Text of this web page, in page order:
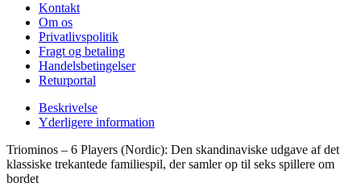
Kontakt
Om os
Privatlivspolitik
Fragt og betaling
Handelsbetingelser
Returportal
Beskrivelse
Yderligere information
Triominos – 6 Players (Nordic): Den skandinaviske udgave af det
klassiske trekantede familiespil, der samler op til seks spillere om
bordet